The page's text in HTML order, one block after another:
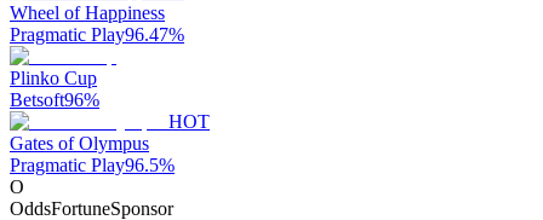
Wheel of Happiness
Pragmatic Play96.47%
Plinko Cup
Betsoft96%
HOT
Gates of Olympus
Pragmatic Play96.5%
O
OddsFortuneSponsor